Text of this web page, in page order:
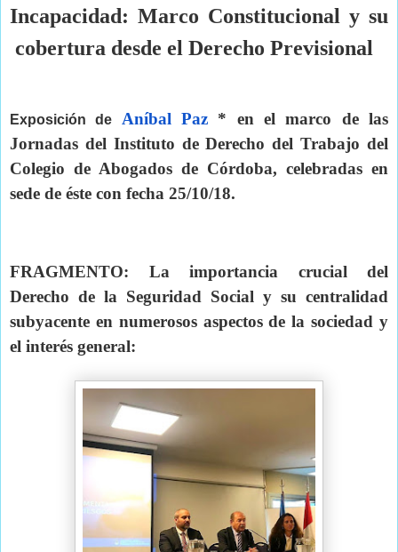
Incapacidad: Marco Constitucional y su
cobertura desde el Derecho Previsional
Exposición de Aníbal Paz * en el marco de las
Jornadas del Instituto de Derecho del Trabajo del
Colegio de Abogados de Córdoba, celebradas en
sede de éste con fecha 25/10/18.
FRAGMENTO: La importancia crucial del
Derecho de la Seguridad Social y su centralidad
subyacente en numerosos aspectos de la sociedad y
el interés general: